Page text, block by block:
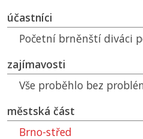
účastníci
Početní brněnští diváci
zajímavosti
Vše proběhlo bez
městská část
Brno-střed